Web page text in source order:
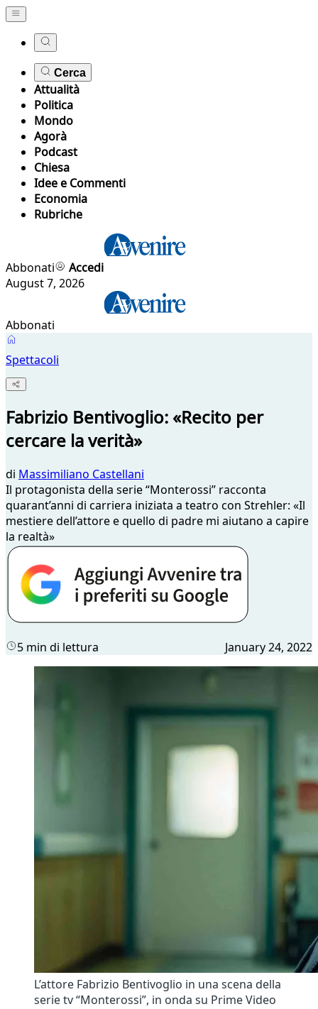
Cerca
Attualità
Politica
Mondo
Agorà
Podcast
Chiesa
Idee e Commenti
Economia
Rubriche
Abbonati
Accedi
August 7, 2026
Abbonati
Spettacoli
Fabrizio Bentivoglio: «Recito per
cercare la verità»
di Massimiliano Castellani
Il protagonista della serie “Monterossi” racconta
quarant’anni di carriera iniziata a teatro con Strehler: «Il
mestiere dell’attore e quello di padre mi aiutano a capire
la realtà»
5 min di lettura January 24, 2022
L’attore Fabrizio Bentivoglio in una scena della
serie tv “Monterossi”, in onda su Prime Video